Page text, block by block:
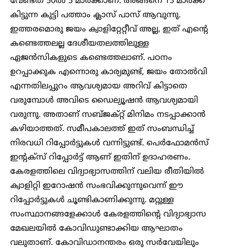
കിട്ടുന്ന കുട്ടി പത്താം ക്ലാസ് പാസ് ആവുന്നു.
ഇത്തരമൊരു ജയം ക്വാളിറ്റേറ്റീവ് അല്ല, ഇത് എന്റെ
കണ്ടെത്തലല്ല ദേശീയതലത്തിലുള്ള
ഏജൻസികളുടെ കണ്ടെത്തലാണ്. പഠനം
ഉറപ്പാക്കുക എന്നൊരു കാര്യമുണ്ട്, ജയം തോൽവി
എന്നതിലപ്പുറം ആവശ്യമായ അറിവ് കിട്ടാതെ
വരുമ്പോൾ അവിടെ ഡൈല്യൂഷൻ ആവശ്യമായി
വരുന്നു. അതാണ് സബ്ജക്റ്റ് മിനിമം നടപ്പാക്കാൻ
കഴിയാത്തത്. സമീപകാലത്ത് ഇത് സംബന്ധിച്ച്
നിരവധി റിപ്പോ‌ർട്ടുകൾ വന്നിട്ടുണ്ട്. പെർഫോമൻസ്
ഇൻ്റക്സ് റിപ്പോർട്ട് ആണ് ഇതിന് ഉദാഹരണം.
കേരളത്തിലെ വിദ്യാഭ്യാസത്തിന് വലിയ രീതിയിൽ
ക്വാളിറ്റി ഇറോഷൻ സംഭവിക്കുന്നുവെന്ന് ഈ
റിപ്പോർട്ടുകൾ ചൂണ്ടികാണിക്കുന്നു. മറ്റുള്ള
സംസ്ഥാനങ്ങളേക്കാൾ കേരളത്തിന്റെ വിദ്യാഭ്യാസ
മേഖലയിൽ കോവിഡുണ്ടാക്കിയ ആഘാതം
വലുതാണ്. കോവിഡാനന്തരം ഒരു സ‌ർവേയിലും